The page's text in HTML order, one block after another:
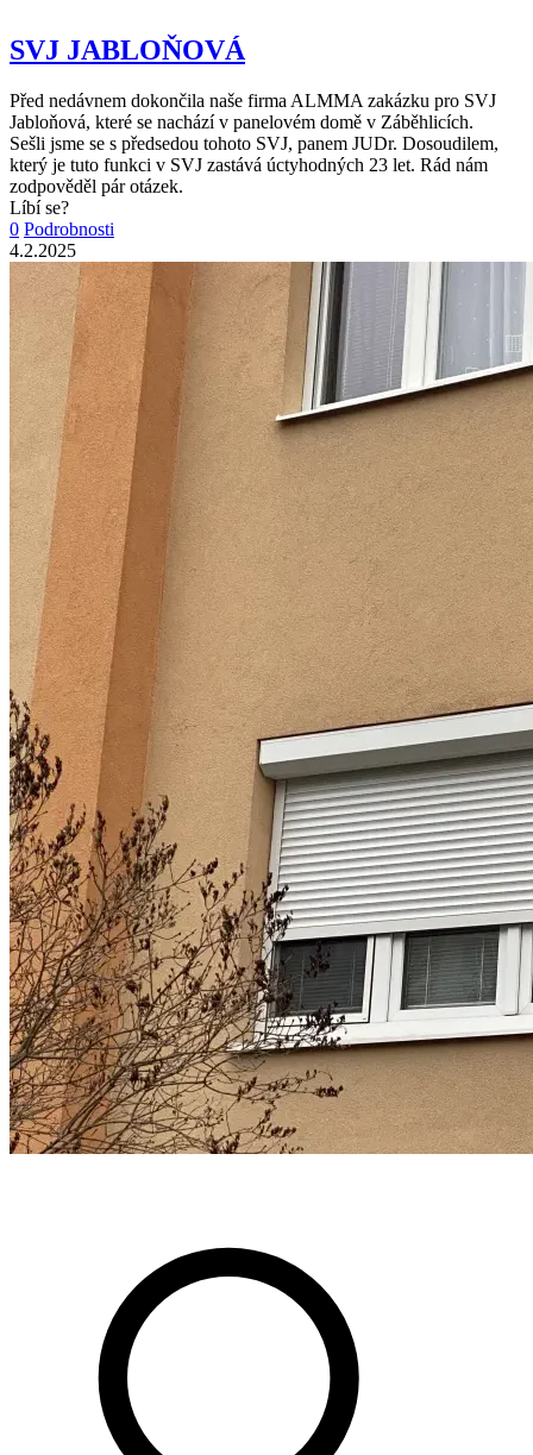
SVJ JABLOŇOVÁ
Před nedávnem dokončila naše firma ALMMA zakázku pro SVJ
Jabloňová, které se nachází v panelovém domě v Záběhlicích.
Sešli jsme se s předsedou tohoto SVJ, panem JUDr. Dosoudilem,
který je tuto funkci v SVJ zastává úctyhodných 23 let. Rád nám
zodpověděl pár otázek.
Líbí se?
0 Podrobnosti
4.2.2025